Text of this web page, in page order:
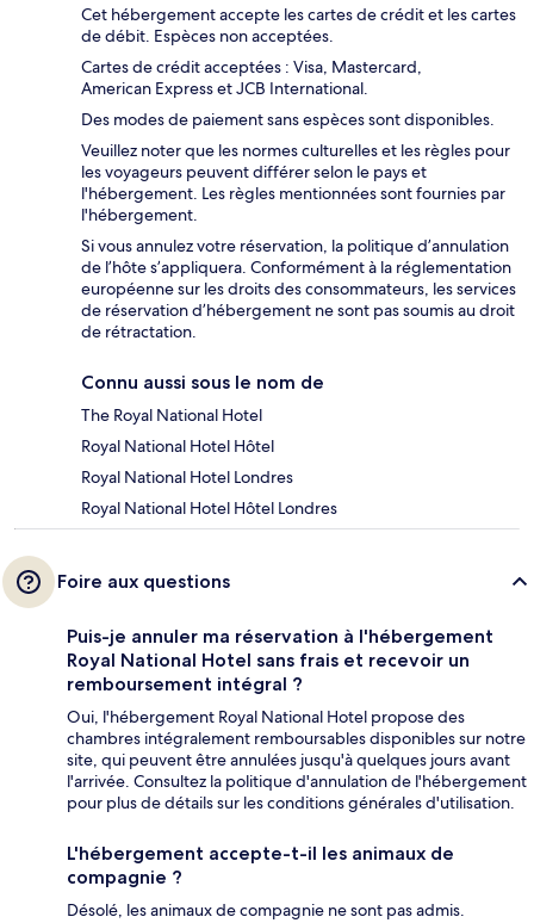
Cet hébergement accepte les cartes de crédit et les cartes
de débit. Espèces non acceptées.
Cartes de crédit acceptées : Visa, Mastercard,
American Express et JCB International.
Des modes de paiement sans espèces sont disponibles.
Veuillez noter que les normes culturelles et les règles pour
les voyageurs peuvent différer selon le pays et
l'hébergement. Les règles mentionnées sont fournies par
l'hébergement.
Si vous annulez votre réservation, la politique d’annulation
de l’hôte s’appliquera. Conformément à la réglementation
européenne sur les droits des consommateurs, les services
de réservation d’hébergement ne sont pas soumis au droit
de rétractation.
Connu aussi sous le nom de
The Royal National Hotel
Royal National Hotel Hôtel
Royal National Hotel Londres
Royal National Hotel Hôtel Londres
Foire aux questions
Puis-je annuler ma réservation à l'hébergement
Royal National Hotel sans frais et recevoir un
remboursement intégral ?
Oui, l'hébergement Royal National Hotel propose des
chambres intégralement remboursables disponibles sur notre
site, qui peuvent être annulées jusqu'à quelques jours avant
l'arrivée. Consultez la politique d'annulation de l'hébergement
pour plus de détails sur les conditions générales d'utilisation.
L'hébergement accepte-t-il les animaux de
compagnie ?
Désolé, les animaux de compagnie ne sont pas admis.